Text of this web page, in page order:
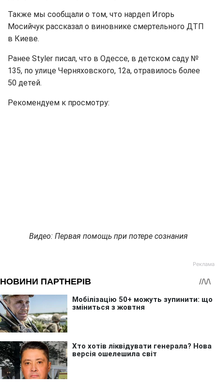
Также мы сообщали о том, что нардеп Игорь
Мосийчук рассказал о виновнике смертельного ДТП
в Киеве.
Ранее Styler писал, что в Одессе, в детском саду №
135, по улице Черняховского, 12а, отравилось более
50 детей.
Рекомендуем к просмотру:
Видео: Первая помощь при потере сознания